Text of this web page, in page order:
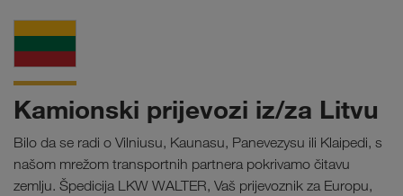
Kamionski prijevozi iz/za Litvu
Bilo da se radi o Vilniusu, Kaunasu, Panevezysu ili Klaipedi, s
našom mrežom transportnih partnera pokrivamo čitavu
zemlju. Špedicija LKW WALTER, Vaš prijevoznik za Europu,